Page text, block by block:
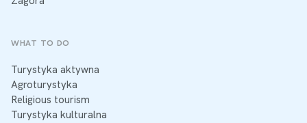
WHAT TO DO
Turystyka aktywna
Agroturystyka
Religious tourism
Turystyka kulturalna